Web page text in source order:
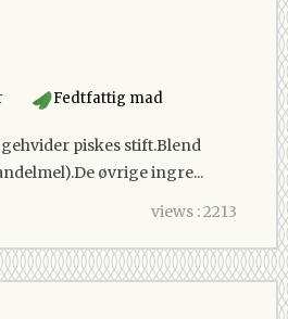
Fedtfattig mad
piskes stift.Blend
øvrige ingre...
views : 2213